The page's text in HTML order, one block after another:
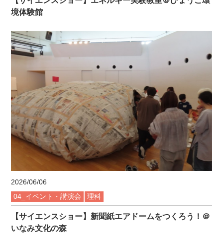
境体験館
2026/06/06
04_イベント・講演会
理科
【サイエンスショー】新聞紙エアドームをつくろう！＠
いなみ文化の森